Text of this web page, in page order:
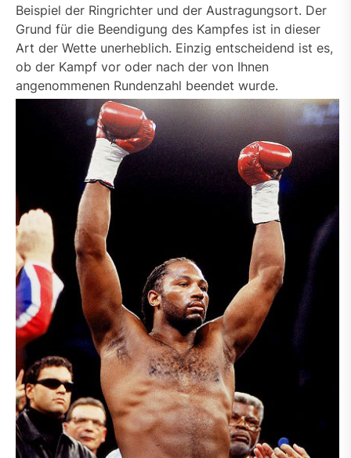
Beispiel der Ringrichter und der Austragungsort. Der
Grund für die Beendigung des Kampfes ist in dieser
Art der Wette unerheblich. Einzig entscheidend ist es,
ob der Kampf vor oder nach der von Ihnen
angenommenen Rundenzahl beendet wurde.